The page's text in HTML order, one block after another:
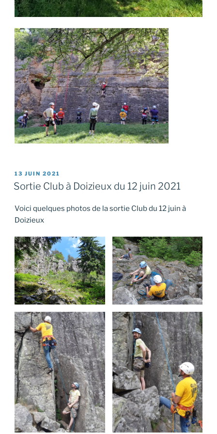
PUBLIÉ
LE
13 JUIN 2021
Sortie Club à Doizieux du 12 juin 2021
Voici quelques photos de la sortie Club du 12 juin à
Doizieux